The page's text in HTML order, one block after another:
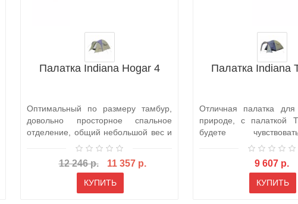
Палатка Indiana Hogar 4
Оптимальный по размеру тамбур,
довольно просторное спальное
отделение, общий небольшой вес и
12 246 р. 11 357 р.
КУПИТЬ
Палатка Indiana
Отличная палатка
природе, с палаткой
будете
защищенным от ..
9 607 р.
КУПИТЬ